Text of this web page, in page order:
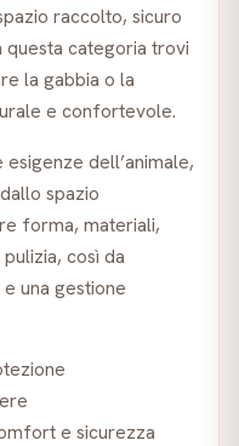
raccolto, sicuro
questa categoria trovi
la gabbia o la
e confortevole.
dell’animale,
spazio
forma, materiali,
così da
una gestione
e sicurezza